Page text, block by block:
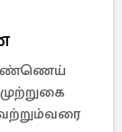
எண்ணெய்